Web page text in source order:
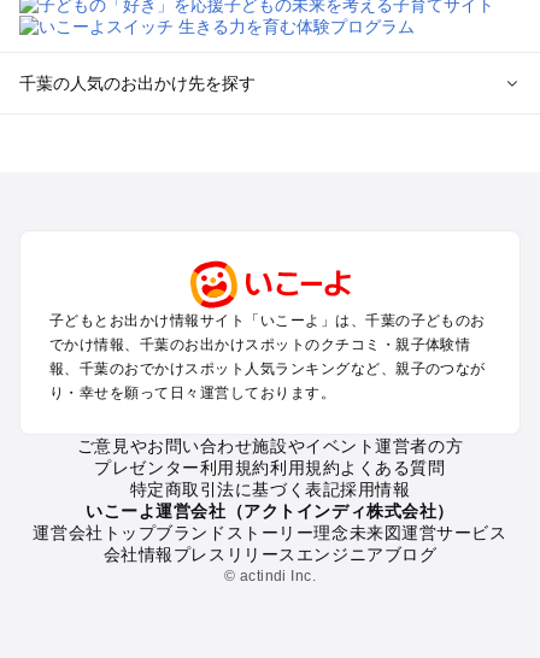
千葉の人気のお出かけ先を探す
成田・印西・酒々井のプールお出かけ
館山・南房総のプールお出かけ
九十九里・銚子のプールお出かけ
千葉市・市原のプールお出かけ
鴨川・勝浦・御宿のプールお出かけ
千葉の定番お出かけスポット
千葉の遊園地
千葉の動物園
千葉のバーベキュー
子どもとお出かけ情報サイト「いこーよ」は、千葉の子どものお
でかけ情報、千葉のお出かけスポットのクチコミ・親子体験情
報、千葉のおでかけスポット人気ランキングなど、親子のつなが
り・幸せを願って日々運営しております。
ご意見やお問い合わせ施設やイベント運営者の方
プレゼンター利用規約利用規約よくある質問
特定商取引法に基づく表記採用情報
いこーよ運営会社（アクトインディ株式会社）
運営会社トップブランドストーリー理念未来図運営サービス
会社情報プレスリリース エンジニアブログ
© actindi Inc.